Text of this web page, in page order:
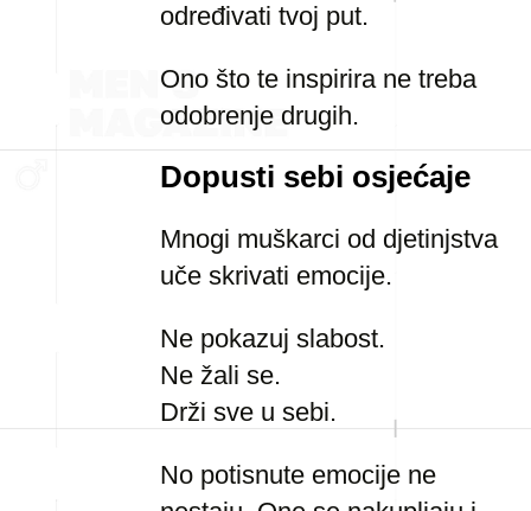
određivati tvoj put.
Ono što te inspirira ne treba
odobrenje drugih.
Dopusti sebi osjećaje
Mnogi muškarci od djetinjstva
uče skrivati emocije.
Ne pokazuj slabost.
Ne žali se.
Drži sve u sebi.
No potisnute emocije ne